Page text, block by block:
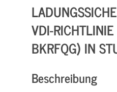
VDI-
BKRFQG) IN
Beschreibung